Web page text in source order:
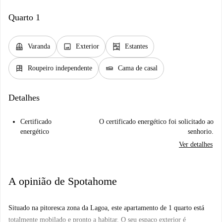
Quarto 1
balcony Varanda image Exterior shelves Estantes
dresser Roupeiro independente airline_seat_flat Cama de casal
Detalhes
Certificado
energético
O certificado energético foi solicitado ao
senhorio.
Ver detalhes
A opinião de Spotahome
Situado na pitoresca zona da Lagoa, este apartamento de 1 quarto está
totalmente mobilado e pronto a habitar. O seu espaço exterior é